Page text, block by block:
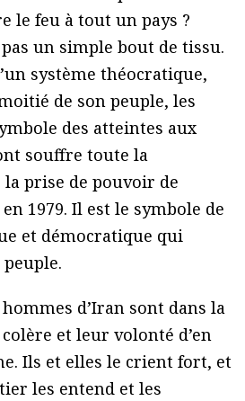
le feu à tout un pays ?
pas un simple bout de tissu.
système théocratique,
de son peuple, les
des atteintes aux
souffre toute la
prise de pouvoir de
1979. Il est le symbole de
et démocratique qui
d’Iran sont dans la
et leur volonté d’en
Ils et elles le crient fort, et
les entend et les